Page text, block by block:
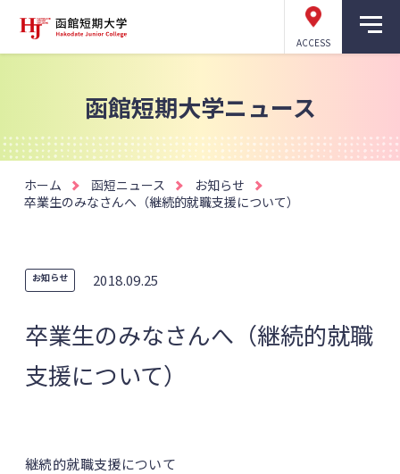
ACCESS
函館短期大学ニュース
ホーム 函短ニュース
お知らせ
卒業生のみなさんへ（継続的就職支援について）
お知らせ 2018.09.25
卒業生のみなさんへ（継続的就職
支援について）
継続的就職支援について